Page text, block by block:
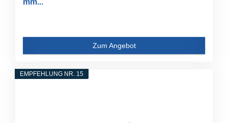
Zum Angebot
EMPFEHLUNG NR. 15